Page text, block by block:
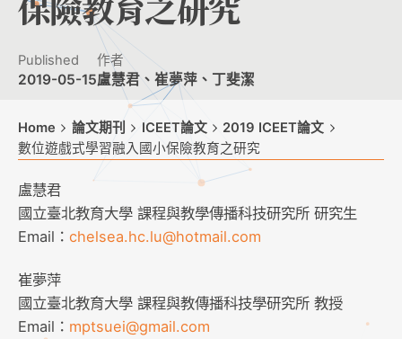
Published
2019-05-15
作者
盧慧君、崔夢萍、丁斐潔
Home 論文期刊 ICEET論文
2019 ICEET論文
數位遊戲式學習融入國小保險教育之研究
盧慧君
國立臺北教育大學 課程與教學傳播科技研究所 研究生
Email： chelsea.hc.lu@hotmail.com
崔夢萍
國立臺北教育大學 課程與教傳播科技學研究所 教授
Email： mptsuei@gmail.com